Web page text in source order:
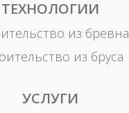
ТЕХНОЛОГИИ
из бревна
из бруса
УСЛУГИ